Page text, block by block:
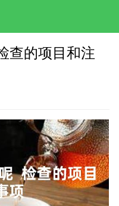
查的项目和注